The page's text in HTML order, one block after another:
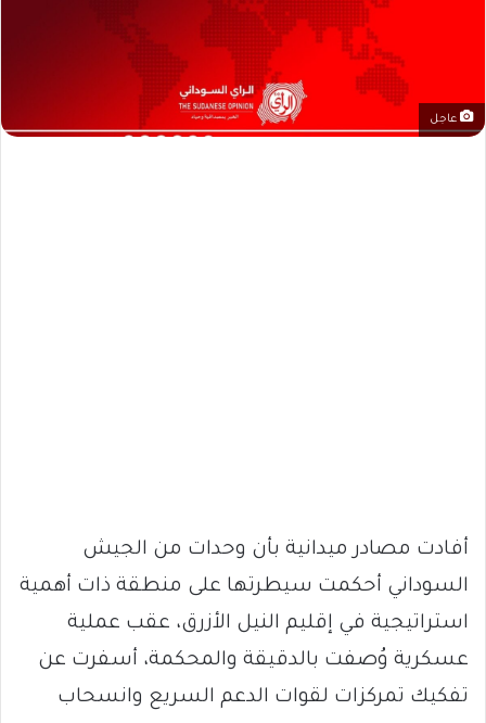
عاجل
أفادت مصادر ميدانية بأن وحدات من الجيش
السوداني أحكمت سيطرتها على منطقة ذات أهمية
استراتيجية في إقليم النيل الأزرق، عقب عملية
عسكرية وُصفت بالدقيقة والمحكمة، أسفرت عن
تفكيك تمركزات لقوات الدعم السريع وانسحاب